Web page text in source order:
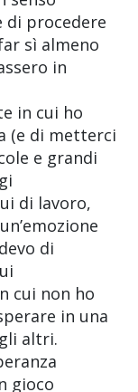
di procedere
sì almeno
in
in cui ho
(e di metterci
e grandi
di lavoro,
di
cui non ho
in una
altri.
gioco